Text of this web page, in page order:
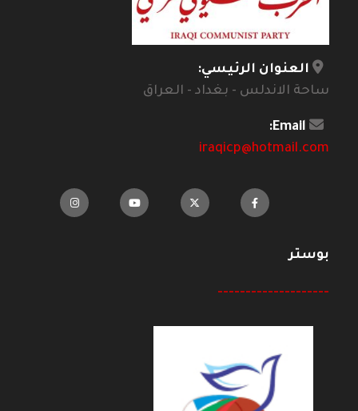
العنوان الرئيسي:
ساحة الاندلس - بغداد - العراق
Email:
iraqicp@hotmail.com
بوستر
--------------------